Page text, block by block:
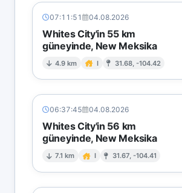
07:11:51 04.08.2026
Whites City'in 55 km
güneyinde, New Meksika
4.9 km I 31.68, -104.42
06:37:45 04.08.2026
Whites City'in 56 km
güneyinde, New Meksika
7.1 km I 31.67, -104.41